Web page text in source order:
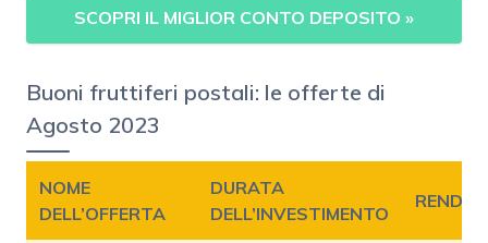
SCOPRI IL MIGLIOR CONTO DEPOSITO »
Buoni fruttiferi postali: le offerte di
Agosto 2023
NOME
DELL’OFFERTA
DURATA
DELL’INVESTIMENTO